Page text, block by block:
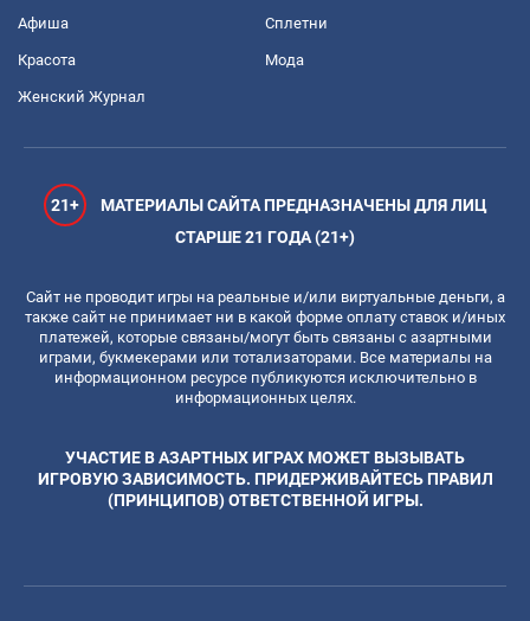
Афиша Сплетни
Красота Мода
Женский Журнал
21+
МАТЕРИАЛЫ САЙТА ПРЕДНАЗНАЧЕНЫ ДЛЯ ЛИЦ
СТАРШЕ 21 ГОДА (21+)
Сайт не проводит игры на реальные и/или виртуальные деньги, а
также сайт не принимает ни в какой форме оплату ставок и/иных
платежей, которые связаны/могут быть связаны с азартными
играми, букмекерами или тотализаторами. Все материалы на
информационном ресурсе публикуются исключительно в
информационных целях.
УЧАСТИЕ В АЗАРТНЫХ ИГРАХ МОЖЕТ ВЫЗЫВАТЬ
ИГРОВУЮ ЗАВИСИМОСТЬ. ПРИДЕРЖИВАЙТЕСЬ ПРАВИЛ
(ПРИНЦИПОВ) ОТВЕТСТВЕННОЙ ИГРЫ.